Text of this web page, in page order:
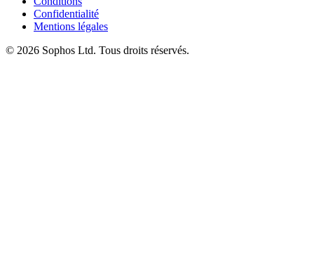
Confidentialité
Mentions légales
© 2026 Sophos Ltd. Tous droits réservés.